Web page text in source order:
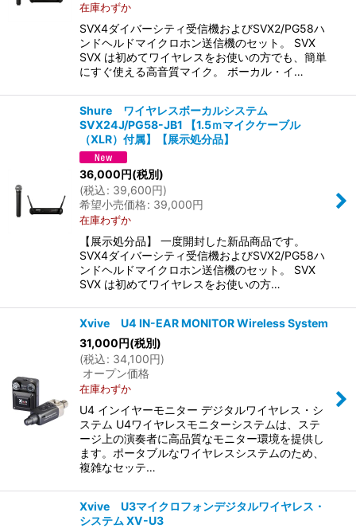
在庫わずか
SVX4ダイバーシティ受信機およびSVX2/PG58ハ
ンドヘルドマイクロホン送信機のセット。 SVX
SVX は初めてワイヤレスをお使いの方でも、簡単
にすぐ使える高音質マイク。 ボーカル・イ…
Shure ワイヤレスボーカルシステム
SVX24J/PG58-JB1 【1.5ｍマイクケーブル
（XLR）付属】【展示処分品】
36,000円(税別)
(税込: 39,600円)
希望小売価格: 39,000円
在庫わずか
【展示処分品】 一度開封した新品商品です。
SVX4ダイバーシティ受信機およびSVX2/PG58ハ
ンドヘルドマイクロホン送信機のセット。 SVX
SVX は初めてワイヤレスをお使いの方…
Xvive U4 IN-EAR MONITOR Wireless System
31,000円(税別)
(税込: 34,100円)
オープン価格
在庫わずか
U4 インイヤーモニター デジタルワイヤレス・シ
ステム U4ワイヤレスモニターシステムは、ステ
ージ上の演奏者に高品質なモニター環境を提供し
ます。ポータブルなワイヤレスシステムのため、
複雑なセッテ…
Xvive U3マイクロフォンデジタルワイヤレス・
システム XV-U3